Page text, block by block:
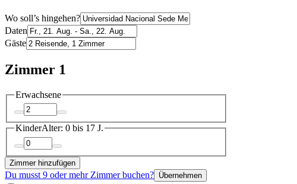
Wo soll’s hingehen?
Daten
Gäste
Zimmer 1
Erwachsene
KinderAlter: 0 bis 17 J.
Zimmer hinzufügen
Du musst 9 oder mehr Zimmer buchen? Übernehmen